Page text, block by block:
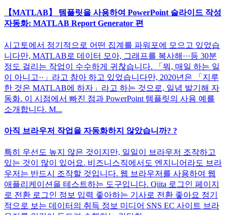
【MATLAB】 템플릿을 사용하여 PowerPoint 슬라이드 작성
자동화: MATLAB Report Generator 편
시고토에서 정기적으로 어떤 집계를 파워포에 모으고 있었습
니다만, MATLAB로 데이터 모아, 그래프를 복사해···등 30분
정도 걸리는 작업이 수수하게 귀찮습니다. 「뭐, 매일 하는 일
이 아니고··」라고 참아 하고 있었습니다만, 2020년은 「지루
한 것은 MATLAB에 하자」라고 하는 것으로, 일념 발기해 자
동화. 이 시점에서 빠진 점과 PowerPoint 템플릿의 사용 예를
소개합니다. M...
아직 브라우저 작업을 자동화하지 않았습니까? ?
특히 우선도 높지 않은 것이지만, 일일이 브라우저 조작하고
있는 것이 많이 있어요. 비즈니스직에서도 엔지니어라도 브라
우저는 반드시 조작할 것입니다. 웹 브라우저를 사용하여 웹
애플리케이션을 테스트하는 도구입니다. Qiita 로그인 페이지
로 전환 로그인 정보 입력 좋아하는 기사로 전환 좋아요 정기
적으로 보는 데이터의 취득 정보 미디어 SNS EC 사이트 브라